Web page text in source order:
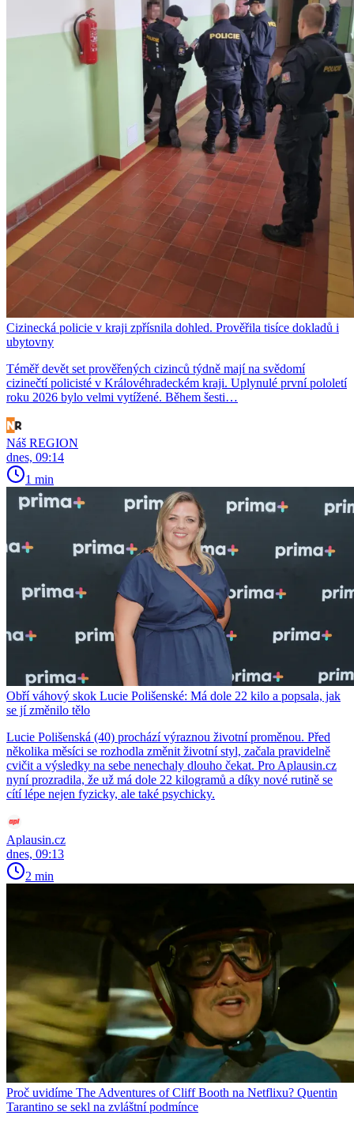
Cizinecká policie v kraji zpřísnila dohled. Prověřila tisíce dokladů i
ubytovny
Téměř devět set prověřených cizinců týdně mají na svědomí
cizinečtí policisté v Královéhradeckém kraji. Uplynulé první pololetí
roku 2026 bylo velmi vytížené. Během šesti…
Náš REGION
dnes, 09:14
1 min
Obří váhový skok Lucie Polišenské: Má dole 22 kilo a popsala, jak
se jí změnilo tělo
Lucie Polišenská (40) prochází výraznou životní proměnou. Před
několika měsíci se rozhodla změnit životní styl, začala pravidelně
cvičit a výsledky na sebe nenechaly dlouho čekat. Pro Aplausin.cz
nyní prozradila, že už má dole 22 kilogramů a díky nové rutině se
cítí lépe nejen fyzicky, ale také psychicky.
Aplausin.cz
dnes, 09:13
2 min
Proč uvidíme The Adventures of Cliff Booth na Netflixu? Quentin
Tarantino se sekl na zvláštní podmínce